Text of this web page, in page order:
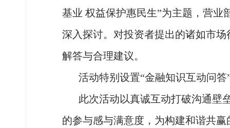
基业 权益保护惠民生”为主题，营业
深入探讨。对投资者提出的诸如市
解答与合理建议。
活动特别设置“金融知识互动问
此次活动以真诚互动打破沟通壁
的参与感与满意度，为构建和谐共